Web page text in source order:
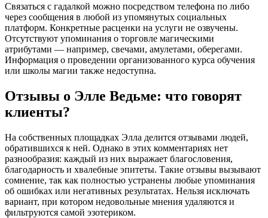
Связаться с гадалкой можно посредством телефона по либо
через сообщения в любой из упомянутых социальных
платформ. Конкретные расценки на услуги не озвучены.
Отсутствуют упоминания о торговле магическими
атрибутами — например, свечами, амулетами, оберегами.
Информация о проведении организованного курса обучения
или школы магии также недоступна.
Отзывы о Элле Ведьме: что говорят
клиенты?
На собственных площадках Элла делится отзывами людей,
обратившихся к ней. Однако в этих комментариях нет
разнообразия: каждый из них выражает благословения,
благодарность и хвалебные эпитеты. Такие отзывы вызывают
сомнение, так как полностью устранены любые упоминания
об ошибках или негативных результатах. Нельзя исключать
вариант, при котором недовольные мнения удаляются и
фильтруются самой эзотериком.